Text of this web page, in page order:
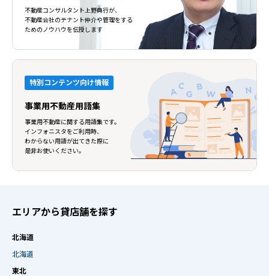
不動産コンサルタント上野典行が、
不動産会社のテナント仲介や管理をする
ためのノウハウを伝授します
特別コンテンツ向け情報
事業用不動産用語集
事業用不動産に関する用語集です。
インフォニスタをご利用時、
わからない用語が出てきた際に
是非お使いください。
エリアから貸店舗を探す
北海道
北海道
東北